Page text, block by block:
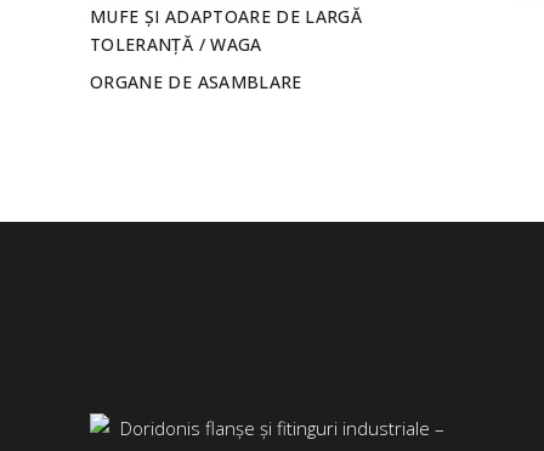
MUFE ȘI ADAPTOARE DE LARGĂ
TOLERANȚĂ / WAGA
ORGANE DE ASAMBLARE